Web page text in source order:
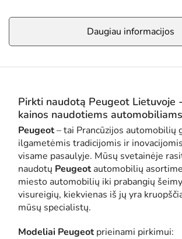
Daugiau informacijos
Pirkti naudotą Peugeot Lietuvoje
kainos naudotiems
Peugeot– tai Prancūzijos automobilių
ilgametėmis tradicijomis ir
visame pasaulyje. Mūsų svetainėje
naudotų Peugeotautomobilių
miesto automobilių iki prabangių
visureigių, kiekvienas iš jų yra
mūsų specialistų.
Modeliai Peugeotprieinami pirkimui: